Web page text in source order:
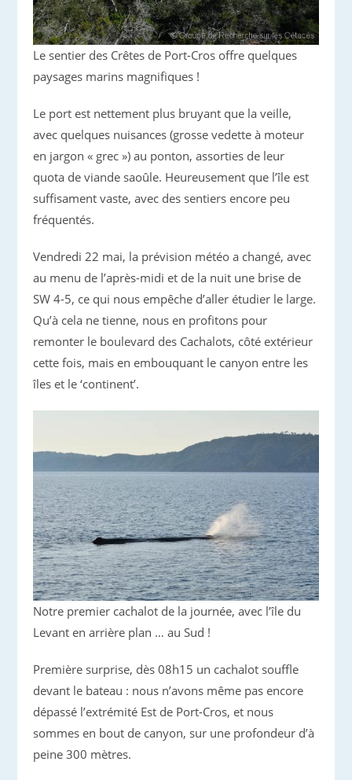
Le sentier des Crêtes de Port-Cros offre quelques
paysages marins magnifiques !
Le port est nettement plus bruyant que la veille,
avec quelques nuisances (grosse vedette à moteur
en jargon « grec ») au ponton, assorties de leur
quota de viande saoûle. Heureusement que l’île est
suffisament vaste, avec des sentiers encore peu
fréquentés.
Vendredi 22 mai, la prévision météo a changé, avec
au menu de l’après-midi et de la nuit une brise de
SW 4-5, ce qui nous empêche d’aller étudier le large.
Qu’à cela ne tienne, nous en profitons pour
remonter le boulevard des Cachalots, côté extérieur
cette fois, mais en embouquant le canyon entre les
îles et le ‘continent’.
Notre premier cachalot de la journée, avec l’île du
Levant en arrière plan … au Sud !
Première surprise, dès 08h15 un cachalot souffle
devant le bateau : nous n’avons même pas encore
dépassé l’extrémité Est de Port-Cros, et nous
sommes en bout de canyon, sur une profondeur d’à
peine 300 mètres.